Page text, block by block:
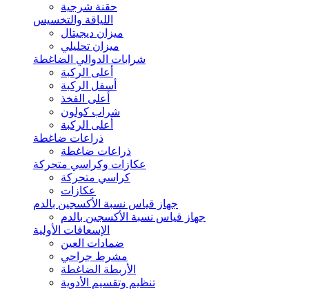
حقنة شرجية
اللياقة والتخسيس
ميزان ديجيتال
ميزان تحليلي
شرابات الدوالي الضاغطة
أعلى الركبة
أسفل الركبة
أعلى الفخذ
شراب كولون
أعلى الركبة
ذراعات ضاغطة
ذراعات ضاغطة
عكازات وكراسي متحركة
كراسي متحركة
عكازات
جهاز قياس نسبة الأكسجين بالدم
جهاز قياس نسبة الأكسجين بالدم
الإسعافات الأولية
ضمادات العين
مشرط جراحي
الأربطة الضاغطة
تنظيم وتقسيم الأدوية